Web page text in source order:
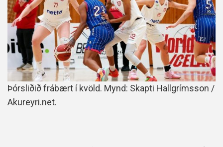
Þórsliðið frábært í kvöld. Mynd: Skapti Hallgrímsson /
Akureyri.net.